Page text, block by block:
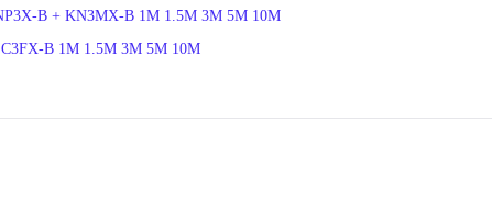
lượngB + KN3MX-B 1M 1.5M 3M 5M 10M
B 1M 1.5M 3M 5M 10M